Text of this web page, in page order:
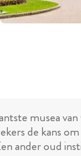
musea
de kans
ander oud